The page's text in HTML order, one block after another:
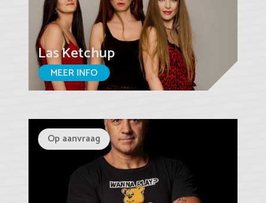
Las Ketchup
MEER INFO
Op aanvraag